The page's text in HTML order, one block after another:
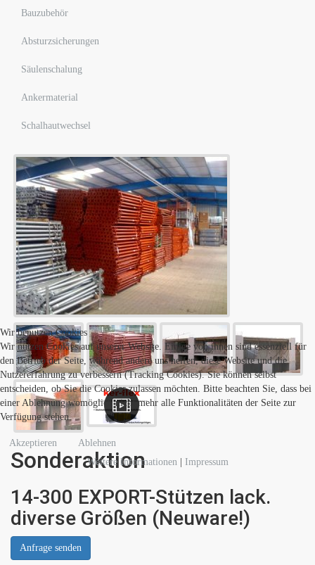
Bauzubehör
Absturzsicherungen
Säulenschalung
Ankermaterial
Schalhautwechsel
Sonderaktion
14-300 EXPORT-Stützen lack.
diverse Größen (Neuware!)
Anfrage senden
Wir benutzen Cookies
Wir nutzen Cookies auf unserer Website. Einige von ihnen sind essenziell für
den Betrieb der Seite, während andere uns helfen, diese Website und die
Nutzererfahrung zu verbessern (Tracking Cookies). Sie können selbst
entscheiden, ob Sie die Cookies zulassen möchten. Bitte beachten Sie, dass bei
einer Ablehnung womöglich nicht mehr alle Funktionalitäten der Seite zur
Verfügung stehen.
Akzeptieren
Ablehnen
Weitere Informationen| Impressum